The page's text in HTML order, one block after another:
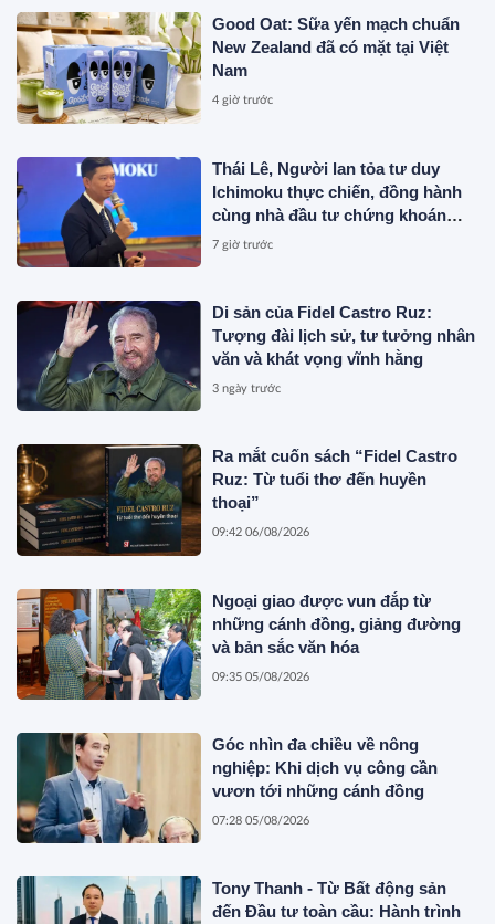
Good Oat: Sữa yến mạch chuẩn
New Zealand đã có mặt tại Việt
Nam
4 giờ trước
Thái Lê, Người lan tỏa tư duy
Ichimoku thực chiến, đồng hành
cùng nhà đầu tư chứng khoán
Việt Nam
7 giờ trước
Di sản của Fidel Castro Ruz:
Tượng đài lịch sử, tư tưởng nhân
văn và khát vọng vĩnh hằng
3 ngày trước
Ra mắt cuốn sách “Fidel Castro
Ruz: Từ tuổi thơ đến huyền
thoại”
09:42 06/08/2026
Ngoại giao được vun đắp từ
những cánh đồng, giảng đường
và bản sắc văn hóa
09:35 05/08/2026
Góc nhìn đa chiều về nông
nghiệp: Khi dịch vụ công cần
vươn tới những cánh đồng
07:28 05/08/2026
Tony Thanh - Từ Bất động sản
đến Đầu tư toàn cầu: Hành trình